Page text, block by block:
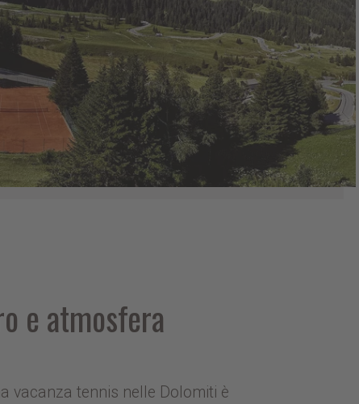
e atmosfera
vacanza tennis nelle Dolomiti è